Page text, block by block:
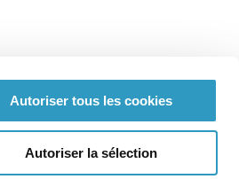
Autoriser tous les cookies
Autoriser la sélection